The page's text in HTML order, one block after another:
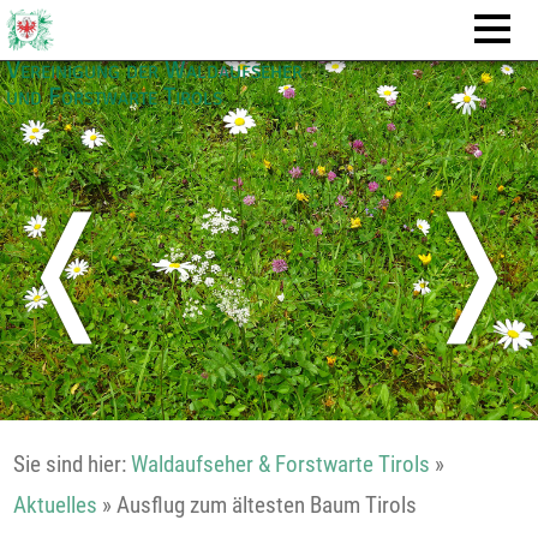
Vereinigung der Waldaufseher
und Forstwarte Tirols
❬ ❭
Sie sind hier:Waldaufseher & Forstwarte Tirols »
Aktuelles »Ausflug zum ältesten Baum Tirols